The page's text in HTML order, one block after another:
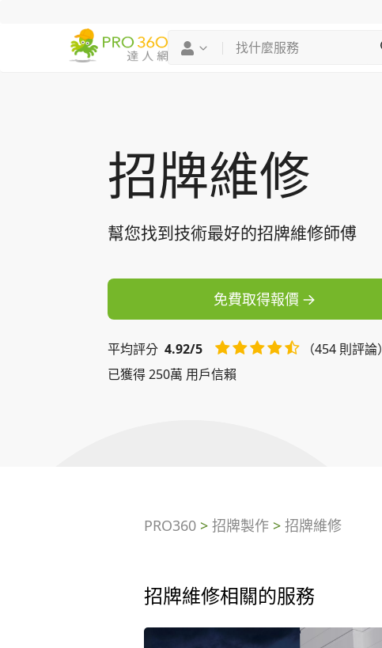
招牌維修
幫您找到技術最好的招牌維修師傅
免費取得報價
平均評分 4.92/5
（454 則評論）
已獲得 250萬 用戶信賴
PRO360> 招牌製作> 招牌維修
招牌維修相關的服務